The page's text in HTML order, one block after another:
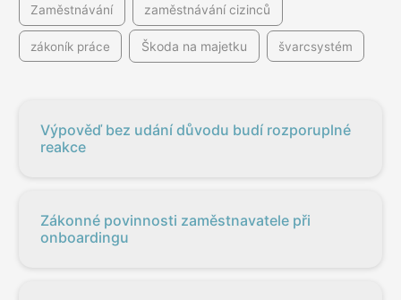
Zaměstnávání zaměstnávání cizinců
zákoník práce Škoda na majetku švarcsystém
Výpověď bez udání důvodu budí rozporuplné
reakce
Zákonné povinnosti zaměstnavatele při
onboardingu